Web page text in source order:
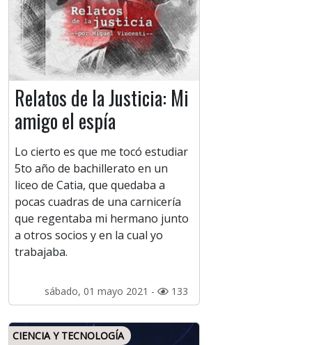
Relatos de la Justicia: Mi
amigo el espía
Lo cierto es que me tocó estudiar
5to año de bachillerato en un
liceo de Catia, que quedaba a
pocas cuadras de una carnicería
que regentaba mi hermano junto
a otros socios y en la cual yo
trabajaba.
sábado, 01 mayo 2021 - 133
CIENCIA Y TECNOLOGÍA